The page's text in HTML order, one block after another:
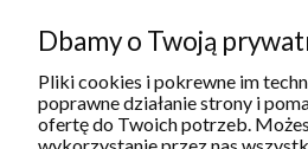
wyrobów ortopedyczno -
zawsze w tym procesie na
pacjent.
Dbamy o Twoją
Pliki cookies i pokrewne im
poprawne działanie strony i
ofertę do Twoich potrzeb.